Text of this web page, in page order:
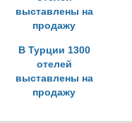
В Турции 1300
отелей
выставлены на
продажу